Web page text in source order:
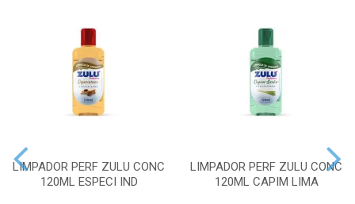
LIMPADOR PERF ZULU CONC
120ML ESPECI IND
LIMPADOR PERF ZULU CONC
120ML CAPIM LIMA